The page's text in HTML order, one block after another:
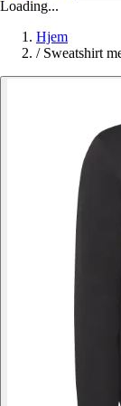
Loading...
Hjem
/ Sweatshirt